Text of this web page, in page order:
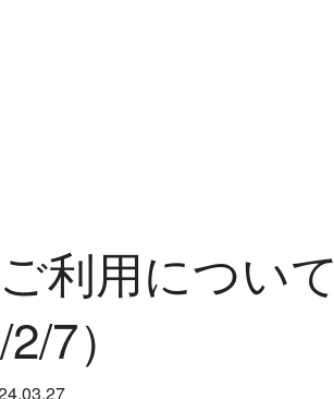
利用について
7）